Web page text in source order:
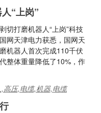
“上岗”
切打磨机器人“上岗”科技
网天津电力获悉，国网天
机器人首次完成110千伏
整体重量降低了10%，作
高压,电缆,机器,电缆